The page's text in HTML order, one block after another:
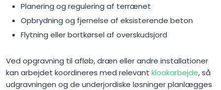
Planering og regulering af terrænet
Opbrydning og fjernelse af eksisterende beton
Flytning eller bortkørsel af overskudsjord
Ved opgravning til afløb, dræn eller andre installationer
kan arbejdet koordineres med relevant kloakarbejde, så
udgravningen og de underjordiske løsninger planlægges